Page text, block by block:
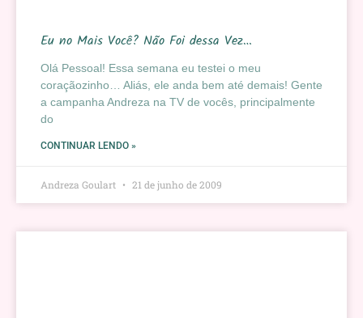
Eu no Mais Você? Não Foi dessa Vez…
Olá Pessoal! Essa semana eu testei o meu
coraçãozinho… Aliás, ele anda bem até demais! Gente
a campanha Andreza na TV de vocês, principalmente
do
CONTINUAR LENDO »
Andreza Goulart 21 de junho de 2009